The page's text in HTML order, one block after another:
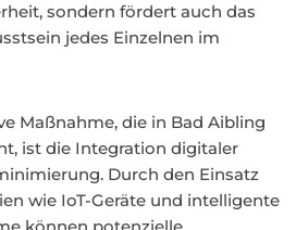
sondern fördert auch das
jedes Einzelnen im
Maßnahme, die in Bad Aibling
ist die Integration digitaler
Durch den Einsatz
wie IoT-Geräte und intelligente